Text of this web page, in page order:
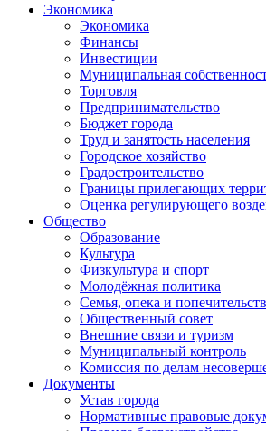
Экономика
Экономика
Финансы
Инвестиции
Муниципальная
Торговля
Предпринимательство
Бюджет города
Труд и занятость населения
Городское хозяйство
Градостроительство
Границы прилегающих
Оценка регулирующего
Общество
Образование
Культура
Физкультура и спорт
Молодёжная политика
Семья, опека и
Общественный совет
Внешние связи и туризм
Муниципальный контроль
Комиссия по делам
Документы
Устав города
Нормативные правовые